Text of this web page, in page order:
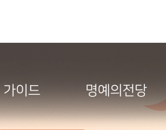
가이드 명예의전당